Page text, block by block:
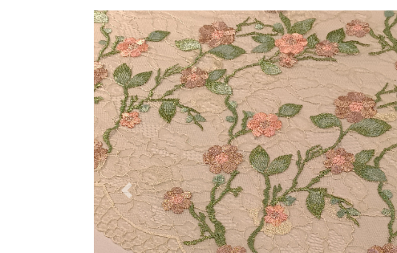
Previous